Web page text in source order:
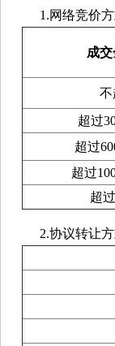
1.网络竞价方
成交
不
超过
超过
超过
超
2.协议转让方